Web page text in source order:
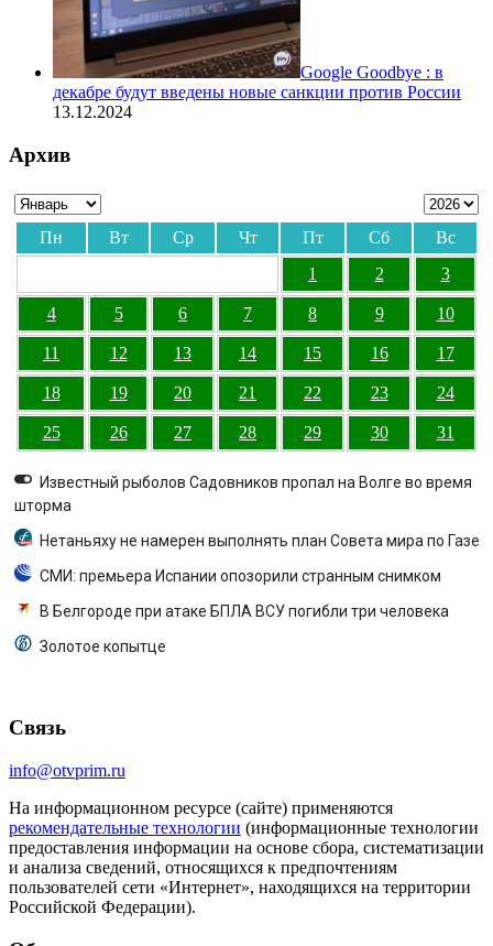
Google Goodbye : в
декабре будут введены новые санкции против России
13.12.2024
Архив
Пн Вт Ср Чт Пт Сб
Вс
1
2 3
4 5 6 7 8 9 10
11 12 13 14 15 16 17
18 19 20 21 22 23 24
25 26 27 28 29 30 31
Известный рыболов Садовников пропал на Волге во время
шторма
Нетаньяху не намерен выполнять план Совета мира по Газе
СМИ: премьера Испании опозорили странным снимком
В Белгороде при атаке БПЛА ВСУ погибли три человека
Золотое копытце
Связь
info@otvprim.ru
На информационном ресурсе (сайте) применяются
рекомендательные технологии (информационные технологии
предоставления информации на основе сбора, систематизации
и анализа сведений, относящихся к предпочтениям
пользователей сети «Интернет», находящихся на территории
Российской Федерации).